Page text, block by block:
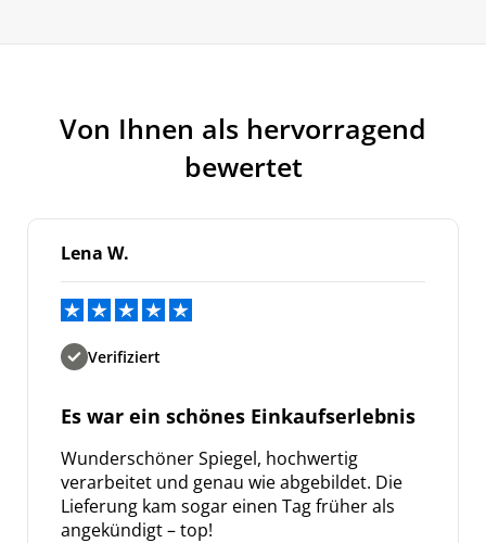
Von Ihnen als hervorragend
bewertet
Lena W.
Verifiziert
Es war ein schönes Einkaufserlebnis
Wunderschöner Spiegel, hochwertig
verarbeitet und genau wie abgebildet. Die
Lieferung kam sogar einen Tag früher als
angekündigt – top!